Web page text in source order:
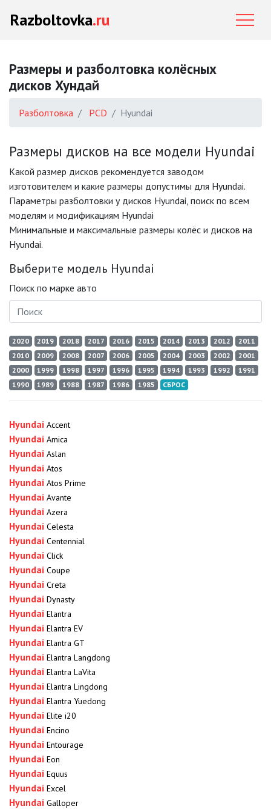
Razboltovka.ru
Размеры и разболтовка колёсных
дисков Хундай
Разболтовка PCD Hyundai
Размеры дисков на все модели Hyundai
Какой размер дисков рекомендуется заводом
изготовителем и какие размеры допустимы для Hyundai.
Параметры разболтовки у дисков Hyundai, поиск по всем
моделям и модификациям Hyundai
Минимальные и максимальные размеры колёс и дисков на
Hyundai.
Выберите модель Hyundai
Поиск по марке авто
2020 2019 2018 2017 2016 2015 2014 2013 2012
2011
2010
2009 2008 2007 2006 2005 2004 2003 2002
2001
2000
1999 1998 1997 1996 1995 1994 1993 1992
1991
1990
1989 1988 1987 1986 1985 СБРОС
Hyundai Accent
Hyundai Amica
Hyundai Aslan
Hyundai Atos
Hyundai Atos Prime
Hyundai Avante
Hyundai Azera
Hyundai Celesta
Hyundai Centennial
Hyundai Click
Hyundai Coupe
Hyundai Creta
Hyundai Dynasty
Hyundai Elantra
Hyundai Elantra EV
Hyundai Elantra GT
Hyundai Elantra Langdong
Hyundai Elantra LaVita
Hyundai Elantra Lingdong
Hyundai Elantra Yuedong
Hyundai Elite i20
Hyundai Encino
Hyundai Entourage
Hyundai Eon
Hyundai Equus
Hyundai Excel
Hyundai Galloper